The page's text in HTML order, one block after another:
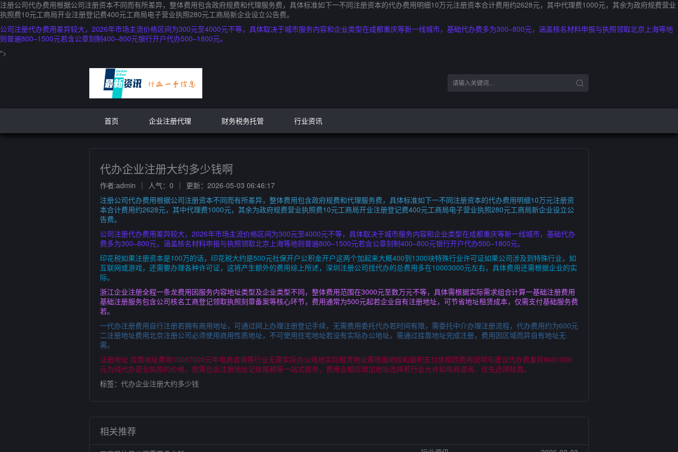
注册公司代办费用根据公司注册资本不同而有所差异，整体费用包含政府规费和代理服务费，具体标准如下一不同注册资本的代办费用明细10万元注册资本合计费用约2628元，其中代理费1000元，其余为政府规费营业
执照费10元工商局开业注册登记费400元工商局电子营业执照280元工商局新企业设立公告费。
公司注册代办费用差异较大，2026年市场主流价格区间为300元至4000元不等，具体取决于城市服务内容和企业类型在成都重庆等新一线城市，基础代办费多为300–800元，涵盖核名材料申报与执照领取北京上海等地
则普遍800–1500元若含公章刻制400–800元银行开户代办500–1800元。
">
首页 企业注册代理 财务税务托管 行业资讯
代办企业注册大约多少钱啊
作者:admin 人气：0
更新：2026-05-03 06:46:17
注册公司代办费用根据公司注册资本不同而有所差异，整体费用包含政府规费和代理服务费，具体标准如下一不同注册资本的代办费用明细10万元注册资
本合计费用约2628元，其中代理费1000元，其余为政府规费营业执照费10元工商局开业注册登记费400元工商局电子营业执照280元工商局新企业设立公
告费。
公司注册代办费用差异较大，2026年市场主流价格区间为300元至4000元不等，具体取决于城市服务内容和企业类型在成都重庆等新一线城市，基础代办
费多为300–800元，涵盖核名材料申报与执照领取北京上海等地则普遍800–1500元若含公章刻制400–800元银行开户代办500–1800元。
印花税如果注册资本是100万的话，印花税大约是500元社保开户公积金开户这两个加起来大概400到1300块特殊行业许可证如果公司涉及到特殊行业，如
互联网或游戏，还需要办理各种许可证，这将产生额外的费用综上所述，深圳注册公司找代办的总费用多在10003000元左右，具体费用还需根据企业的实
际。
浙江企业注册全程一条龙费用因服务内容地址类型及企业类型不同，整体费用范围在3000元至数万元不等，具体需根据实际需求组合计算一基础注册费用
基础注册服务包含公司核名工商登记领取执照刻章备案等核心环节，费用通常为500元起若企业自有注册地址，可节省地址租赁成本，仅需支付基础服务费
若。
一代办注册费用自行注册若拥有商用地址，可通过网上办理注册登记手续，无需费用委托代办若时间有限，需委托中介办理注册流程，代办费用约为600元
二注册地址费用北京注册公司必须使用商用性质地址，不可使用住宅地址若没有实际办公地址，需通过挂靠地址完成注册，费用因区域而异自有地址无
需。
注册地址 挂靠地址费用10007000元年电商咨询等行业无需实际办公场地实际租赁地址需根据地段和面积支付房租四费用说明与建议代办费差异6001000
元为纯代办营业执照的价格，若需包含注册地址记账报税等一站式服务，费用会相应增加地址选择若行业允许如电商咨询，优先选择挂靠。
标签： 代办企业注册大约多少钱
相关推荐